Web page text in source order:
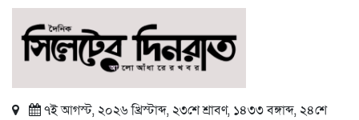
৭ই আগস্ট, ২০২৬ খ্রিস্টাব্দ, ২৩শে শ্রাবণ, ১৪৩৩ বঙ্গাব্দ, ২৪শে